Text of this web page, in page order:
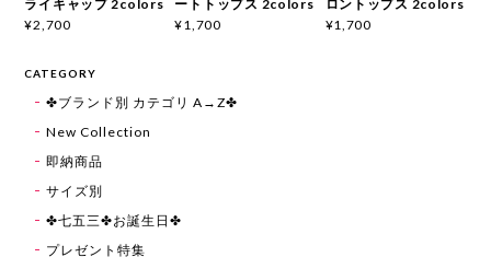
ライキャップ 2colors
¥2,700
ートトップス 2colors
¥1,700
ロントップス 2colors
¥1,700
CATEGORY
✤ブランド別 カテゴリ A→Z✤
New Collection
即納商品
サイズ別
✤七五三✤お誕生日✤
プレゼント特集